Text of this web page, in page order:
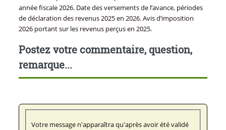
année fiscale 2026. Date des versements de l’avance, périodes
de déclaration des revenus 2025 en 2026. Avis d’imposition
2026 portant sur les revenus perçus en 2025.
Postez votre commentaire, question,
remarque...
Votre message n'apparaîtra qu'après avoir été validé